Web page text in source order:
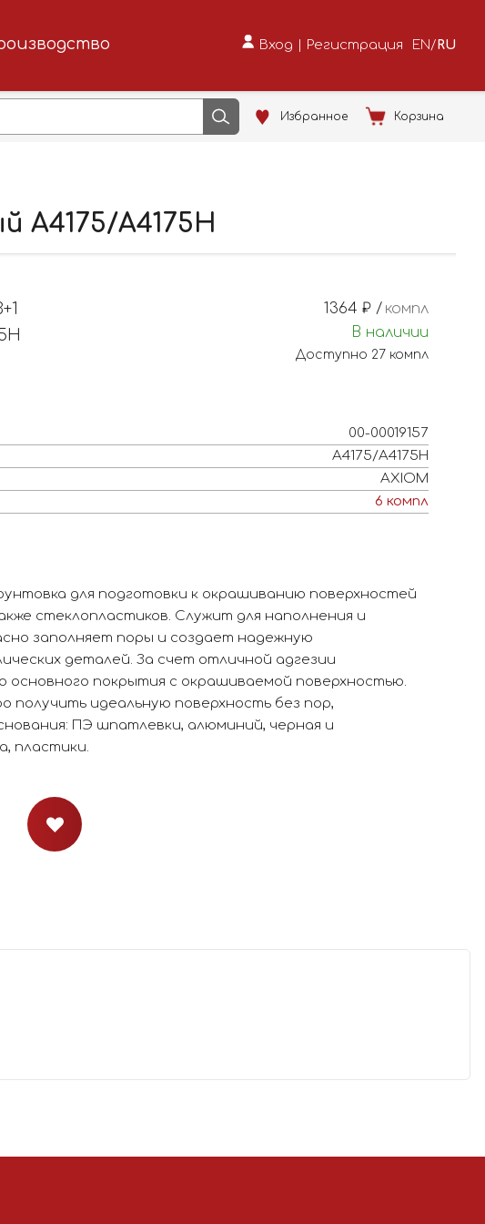
Вход | Регистрация EN /RU
Избранное Корзина
A4175/A4175H
00-00019157
A4175/A4175H
AXIOM
6 компл
для подготовки к окрашиванию поверхностей
стеклопластиков. Служит для наполнения и
заполняет поры и создает надежную
деталей. За счет отличной адгезии
покрытия с окрашиваемой поверхностью.
получить идеальную поверхность без пор,
ПЭ шпатлевки, алюминий, черная и
пластики.
1364 ₽ / компл
В наличии
Доступно 27 компл